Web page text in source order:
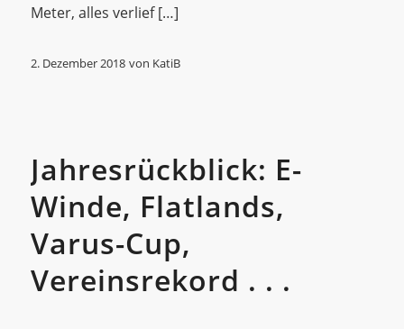
Meter, alles verlief […]
2. Dezember 2018 von KatiB
Jahresrückblick: E-
Winde, Flatlands,
Varus-Cup,
Vereinsrekord . . .